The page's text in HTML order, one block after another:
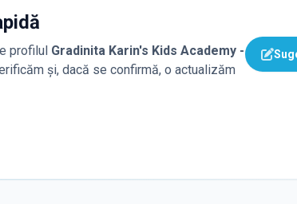
profilul Gradinita Karin's Kids Academy -
și, dacă se confirmă, o actualizăm